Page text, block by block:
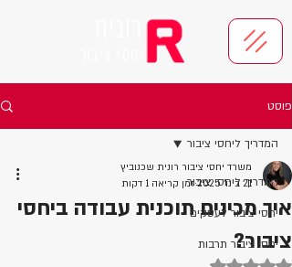
פוסט
המדריך ליחסי ציבור
יחסי ציבור לעסקים
יחסי ציבור תרבות
המדריך ליחסי ציבור
איך מכינים תוכנית עבודה ביחסי
ציבור?
משרד יחסי ציבור רונית שכנוביץ
21 בינו׳ 2025
זמן קריאה 1 דקות